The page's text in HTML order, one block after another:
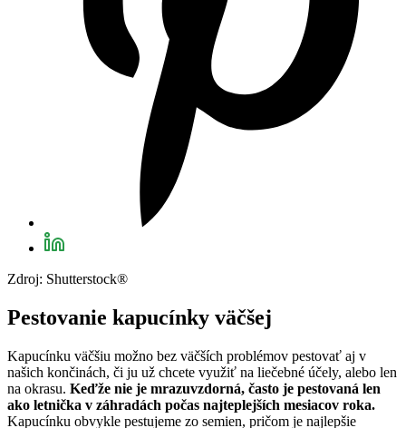
Zdroj: Shutterstock®
Pestovanie kapucínky väčšej
Kapucínku väčšiu možno bez väčších problémov pestovať aj v
našich končinách, či ju už chcete využiť na liečebné účely, alebo len
na okrasu. Keďže nie je mrazuvzdorná, často je pestovaná len
ako letnička v záhradách počas najteplejších mesiacov roka.
Kapucínku obvykle pestujeme zo semien, pričom je najlepšie